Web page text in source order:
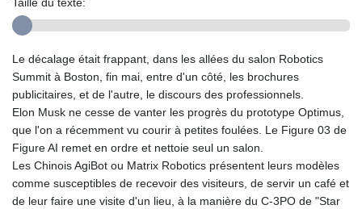
Le décalage était frappant, dans les allées du salon Robotics
Summit à Boston, fin mai, entre d'un côté, les brochures
publicitaires, et de l'autre, le discours des professionnels.
Elon Musk ne cesse de vanter les progrès du prototype Optimus,
que l'on a récemment vu courir à petites foulées. Le Figure 03 de
Figure AI remet en ordre et nettoie seul un salon.
Les Chinois AgiBot ou Matrix Robotics présentent leurs modèles
comme susceptibles de recevoir des visiteurs, de servir un café et
de leur faire une visite d'un lieu, à la manière du C-3PO de "Star